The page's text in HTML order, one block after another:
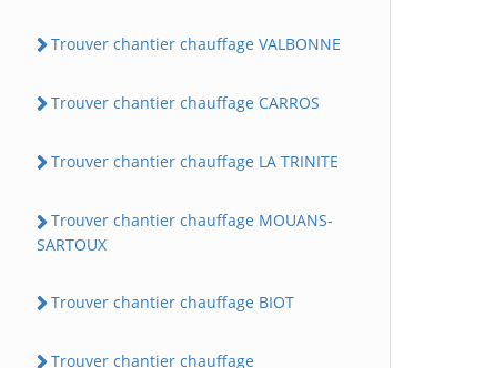
Trouver chantier chauffage VALBONNE
Trouver chantier chauffage CARROS
Trouver chantier chauffage LA TRINITE
Trouver chantier chauffage MOUANS-
SARTOUX
Trouver chantier chauffage BIOT
Trouver chantier chauffage